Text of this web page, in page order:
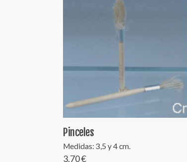
Pinceles
Medidas: 3,5 y 4 cm.
3,70 €